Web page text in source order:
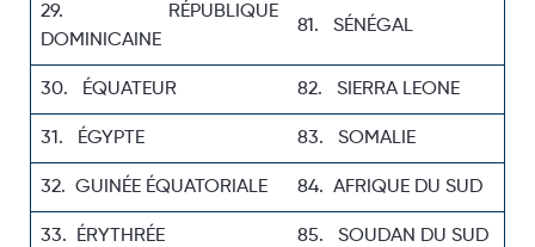
29. RÉPUBLIQUE
DOMINICAINE
81. SÉNÉGAL
30. ÉQUATEUR 82. SIERRA LEONE
31. ÉGYPTE 83. SOMALIE
32. GUINÉE ÉQUATORIALE 84. AFRIQUE DU SUD
33. ÉRYTHRÉE 85. SOUDAN DU SUD